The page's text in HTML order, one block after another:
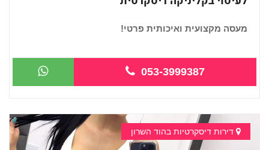
מעסה מקצועית ואיכותית פרטי!
053-3999387
דירות דיסקרטיות בהוד השרון